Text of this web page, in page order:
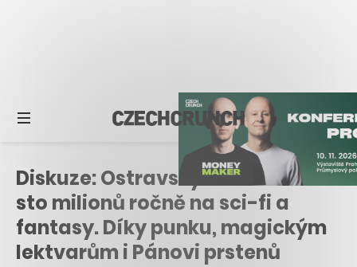
Diskuze: Ostravský obchod dělá
sto milionů ročně na sci-fi a
fantasy. Díky punku, magickým
lektvarům i Pánovi prstenů